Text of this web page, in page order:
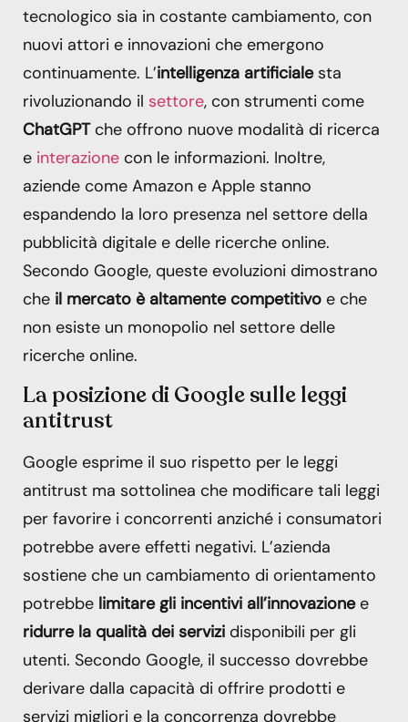
tecnologico sia in costante cambiamento, con
nuovi attori e innovazioni che emergono
continuamente. L’intelligenza artificialesta
rivoluzionando il settore, con strumenti come
ChatGPTche offrono nuove modalità di ricerca
e interazione con le informazioni. Inoltre,
aziende come Amazon e Apple stanno
espandendo la loro presenza nel settore della
pubblicità digitale e delle ricerche online.
Secondo Google, queste evoluzioni dimostrano
che il mercato è altamente competitivo e che
non esiste un monopolio nel settore delle
ricerche online.
La posizione di Google sulle leggi
antitrust
Google esprime il suo rispetto per le leggi
antitrust ma sottolinea che modificare tali leggi
per favorire i concorrenti anziché i consumatori
potrebbe avere effetti negativi. L’azienda
sostiene che un cambiamento di orientamento
potrebbe limitare gli incentivi all’innovazionee
ridurre la qualità dei servizi disponibili per gli
utenti. Secondo Google, il successo dovrebbe
derivare dalla capacità di offrire prodotti e
servizi migliori e la concorrenza dovrebbe